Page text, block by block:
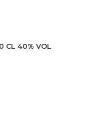
CL 40% VOL